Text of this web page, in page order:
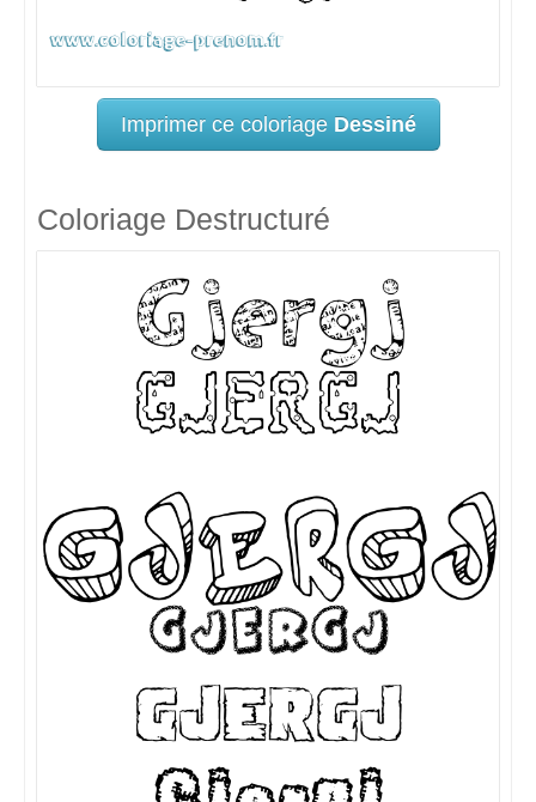
Imprimer ce coloriage Dessiné
Coloriage Destructuré